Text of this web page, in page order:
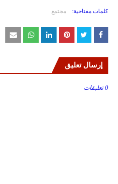
كلمات مفتاحية: مجتمع
إرسال تعليق
0 تعليقات